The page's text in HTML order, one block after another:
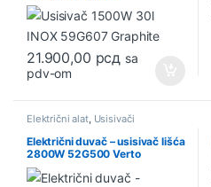
21.900,00 рсд sa
pdv-om
Električni alat, Usisivači
Električni duvač – usisivač lišća
2800W 52G500 Verto